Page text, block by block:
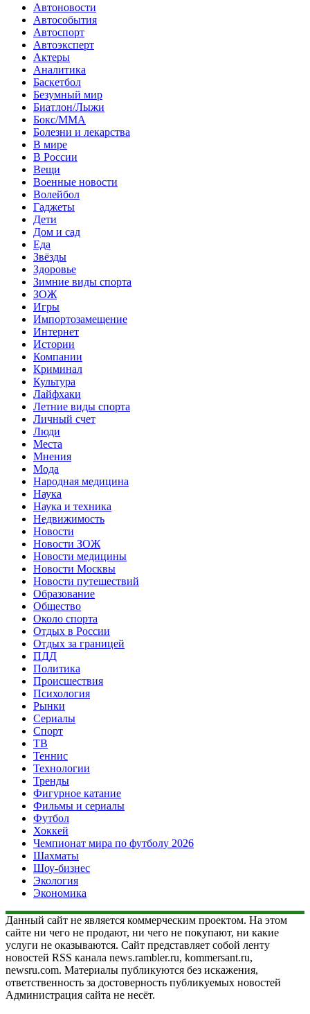
Автоновости
Автособытия
Автоспорт
Автоэксперт
Актеры
Аналитика
Баскетбол
Безумный мир
Биатлон/Лыжи
Бокс/MMA
Болезни и лекарства
В мире
В России
Вещи
Военные новости
Волейбол
Гаджеты
Дети
Дом и сад
Еда
Звёзды
Здоровье
Зимние виды спорта
ЗОЖ
Игры
Импортозамещение
Интернет
Истории
Компании
Криминал
Культура
Лайфхаки
Летние виды спорта
Личный счет
Люди
Места
Мнения
Мода
Народная медицина
Наука
Наука и техника
Недвижимость
Новости
Новости ЗОЖ
Новости медицины
Новости Москвы
Новости путешествий
Образование
Общество
Около спорта
Отдых в России
Отдых за границей
ПДД
Политика
Происшествия
Психология
Рынки
Сериалы
Спорт
ТВ
Теннис
Технологии
Тренды
Фигурное катание
Фильмы и сериалы
Футбол
Хоккей
Чемпионат мира по футболу 2026
Шахматы
Шоу-бизнес
Экология
Экономика
Данный сайт не является коммерческим проектом. На этом
сайте ни чего не продают, ни чего не покупают, ни какие
услуги не оказываются. Сайт представляет собой ленту
новостей RSS канала news.rambler.ru, kommersant.ru,
newsru.com. Материалы публикуются без искажения,
ответственность за достоверность публикуемых новостей
Администрация сайта не несёт.